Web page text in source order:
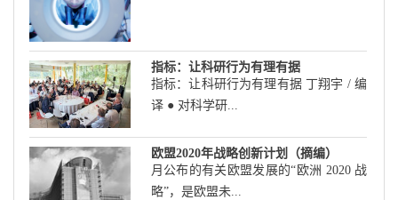
指标：让科研行为有理有据
指标：让科研行为有理有据 丁翔宇 / 编
译 ● 对科学研...
欧盟2020年战略创新计划（摘编）
月公布的有关欧盟发展的“欧洲 2020 战
略”，是欧盟未...